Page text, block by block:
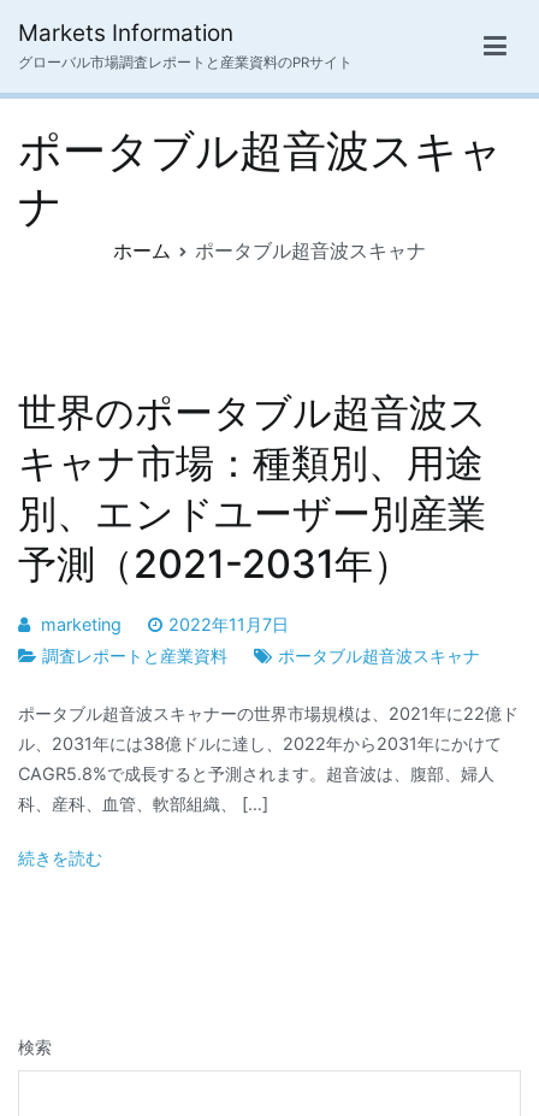
ス
Markets Information
グローバル市場調査レポートと産業資料のPRサイト
ポータブル超音波スキャ
ナ
ホーム ポータブル超音波スキャナ
世界のポータブル超音波ス
キャナ市場：種類別、用途
別、エンドユーザー別産業
予測（2021-2031年）
marketing
2022年11月7日
調査レポートと産業資料
ポータブル超音波スキャナ
ポータブル超音波スキャナーの世界市場規模は、2021年に22億ド
ル、2031年には38億ドルに達し、2022年から2031年にかけて
CAGR5.8%で成長すると予測されます。超音波は、腹部、婦人
科、産科、血管、軟部組織、 […]
続きを読む
検索